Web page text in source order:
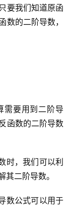
要我们知道原函
数的二阶导数，
需要用到二阶导
函数的二阶导数
时，我们可以利
二阶导数。
数公式可以用于